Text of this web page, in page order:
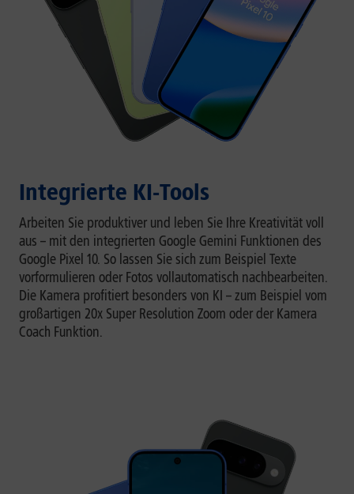
Integrierte KI-Tools
Arbeiten Sie produktiver und leben Sie Ihre Kreativität voll
aus – mit den integrierten Google Gemini Funktionen des
Google Pixel 10. So lassen Sie sich zum Beispiel Texte
vorformulieren oder Fotos vollautomatisch nachbearbeiten.
Die Kamera profitiert besonders von KI – zum Beispiel vom
großartigen 20x Super Resolution Zoom oder der Kamera
Coach Funktion.